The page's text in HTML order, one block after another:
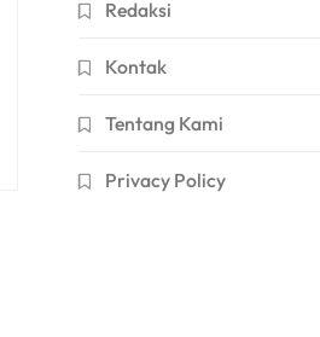
Redaksi
Kontak
Tentang Kami
Privacy Policy